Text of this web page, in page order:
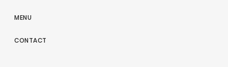
MENU
CONTACT